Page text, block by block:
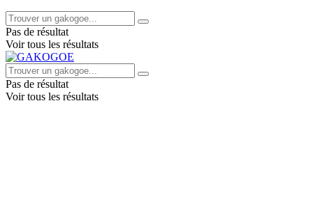
Pas de résultat
Voir tous les résultats
Pas de résultat
Voir tous les résultats